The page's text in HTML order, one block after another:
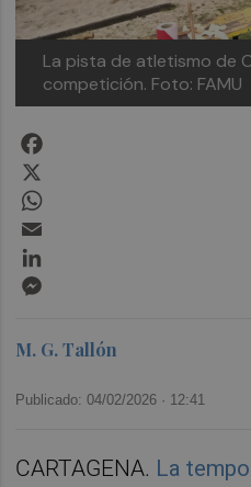
La pista de atletismo de
competición. Foto: FAMU
M. G. Tallón
Publicado: 04/02/2026 · 12:41
CARTAGENA. La